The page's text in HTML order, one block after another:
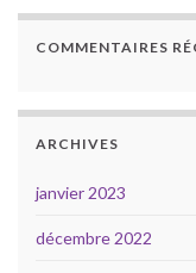
COMMENTAIRES
ARCHIVES
janvier 2023
décembre 2022